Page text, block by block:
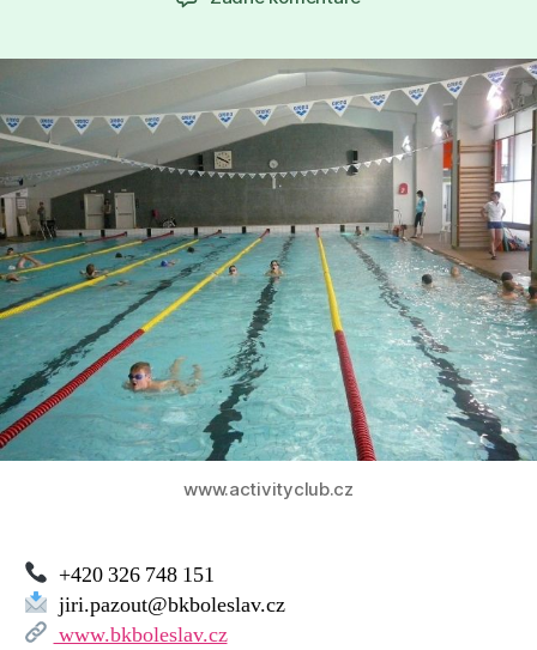
názvem
Zimní
stadion
Mladá
Boleslav
www.activityclub.cz
+420 326 748 151
jiri.pazout@bkboleslav.cz
www.bkboleslav.cz